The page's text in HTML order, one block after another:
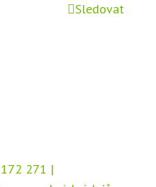
Sledovat
271 |